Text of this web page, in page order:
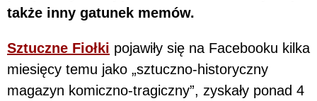
także inny gatunek memów.
Sztuczne Fiołki pojawiły się na Facebooku kilka
miesięcy temu jako „sztuczno-historyczny
magazyn komiczno-tragiczny”, zyskały ponad 4